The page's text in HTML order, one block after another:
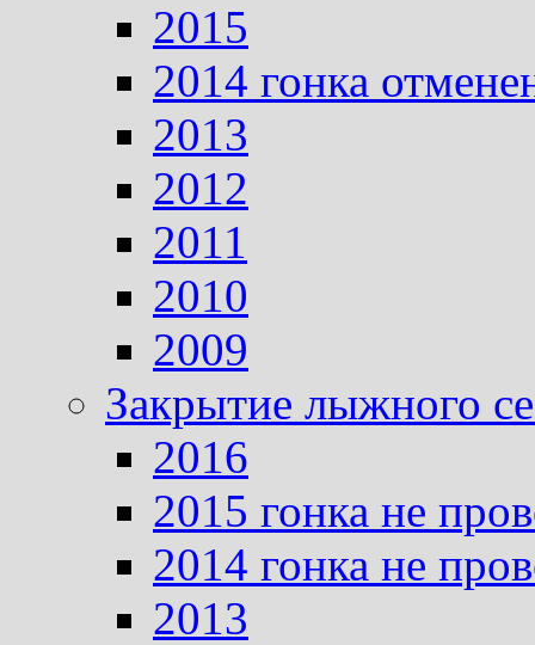
2015
2014 гонка
2013
2012
2011
2010
2009
Закрытие лыжного
2016
2015 гонка не
2014 гонка не
2013